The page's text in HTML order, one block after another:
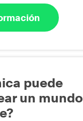
puede
un mundo